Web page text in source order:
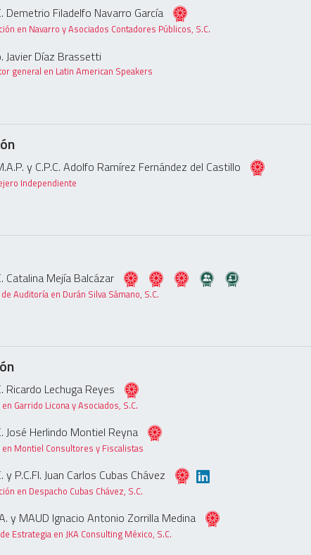
Demetrio Filadelfo Navarro García
en Navarro y Asociados Contadores Públicos, S.C.
Javier Díaz Brassetti
general en Latin American Speakers
y C.P.C. Adolfo Ramírez Fernández del Castillo
Independiente
Catalina Mejía Balcázar
Auditoría en Durán Silva Sámano, S.C.
Ricardo Lechuga Reyes
Garrido Licona y Asociados, S.C.
José Herlindo Montiel Reyna
en Montiel Consultores y Fiscalistas
y P.C.FI. Juan Carlos Cubas Chávez
en Despacho Cubas Chávez, S.C.
y MAUD Ignacio Antonio Zorrilla Medina
Estrategia en JKA Consulting México, S.C.